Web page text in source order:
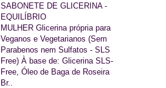
SABONETE DE GLICERINA -
EQUILÍBRIO
MULHER Glicerina própria para
Veganos e Vegetarianos (Sem
Parabenos nem Sulfatos - SLS
Free) À base de: Glicerina SLS-
Free, Óleo de Baga de Roseira
Br..